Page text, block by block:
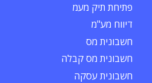
פתיחת תיק מעמ
דיווח מע"מ
חשבונית מס
חשבונית מס קבלה
חשבונית עסקה